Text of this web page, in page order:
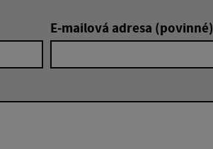
E-mailová adresa (povinné)